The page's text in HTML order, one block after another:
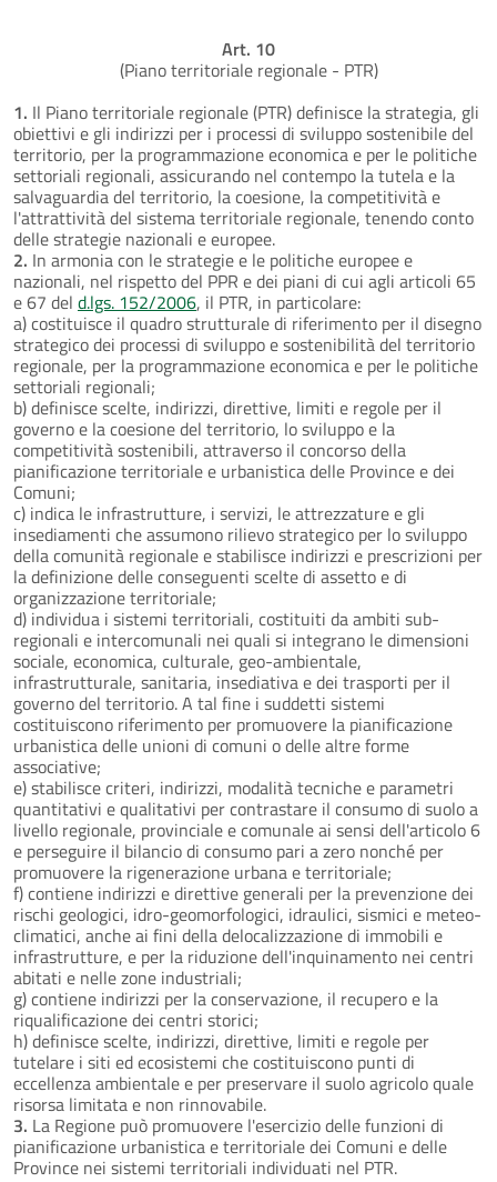
Art. 10
(Piano territoriale regionale - PTR)
1. Il Piano territoriale regionale (PTR) definisce la strategia, gli
obiettivi e gli indirizzi per i processi di sviluppo sostenibile del
territorio, per la programmazione economica e per le politiche
settoriali regionali, assicurando nel contempo la tutela e la
salvaguardia del territorio, la coesione, la competitività e
l'attrattività del sistema territoriale regionale, tenendo conto
delle strategie nazionali e europee.
2. In armonia con le strategie e le politiche europee e
nazionali, nel rispetto del PPR e dei piani di cui agli articoli 65
e 67 del d.lgs. 152/2006, il PTR, in particolare:
a) costituisce il quadro strutturale di riferimento per il disegno
strategico dei processi di sviluppo e sostenibilità del territorio
regionale, per la programmazione economica e per le politiche
settoriali regionali;
b) definisce scelte, indirizzi, direttive, limiti e regole per il
governo e la coesione del territorio, lo sviluppo e la
competitività sostenibili, attraverso il concorso della
pianificazione territoriale e urbanistica delle Province e dei
Comuni;
c) indica le infrastrutture, i servizi, le attrezzature e gli
insediamenti che assumono rilievo strategico per lo sviluppo
della comunità regionale e stabilisce indirizzi e prescrizioni per
la definizione delle conseguenti scelte di assetto e di
organizzazione territoriale;
d) individua i sistemi territoriali, costituiti da ambiti sub-
regionali e intercomunali nei quali si integrano le dimensioni
sociale, economica, culturale, geo-ambientale,
infrastrutturale, sanitaria, insediativa e dei trasporti per il
governo del territorio. A tal fine i suddetti sistemi
costituiscono riferimento per promuovere la pianificazione
urbanistica delle unioni di comuni o delle altre forme
associative;
e) stabilisce criteri, indirizzi, modalità tecniche e parametri
quantitativi e qualitativi per contrastare il consumo di suolo a
livello regionale, provinciale e comunale ai sensi dell'articolo 6
e perseguire il bilancio di consumo pari a zero nonché per
promuovere la rigenerazione urbana e territoriale;
f) contiene indirizzi e direttive generali per la prevenzione dei
rischi geologici, idro-geomorfologici, idraulici, sismici e meteo-
climatici, anche ai fini della delocalizzazione di immobili e
infrastrutture, e per la riduzione dell'inquinamento nei centri
abitati e nelle zone industriali;
g) contiene indirizzi per la conservazione, il recupero e la
riqualificazione dei centri storici;
h) definisce scelte, indirizzi, direttive, limiti e regole per
tutelare i siti ed ecosistemi che costituiscono punti di
eccellenza ambientale e per preservare il suolo agricolo quale
risorsa limitata e non rinnovabile.
3. La Regione può promuovere l'esercizio delle funzioni di
pianificazione urbanistica e territoriale dei Comuni e delle
Province nei sistemi territoriali individuati nel PTR.